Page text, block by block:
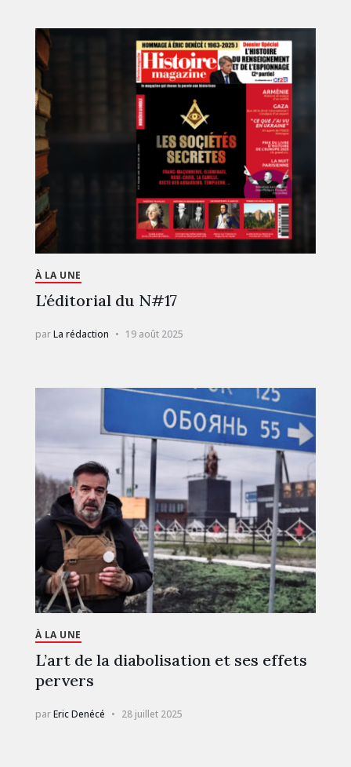
À LA UNE
L’éditorial du N#17
parLa rédaction 19 août 2025
À LA UNE
L’art de la diabolisation et ses effets
pervers
parEric Denécé 28 juillet 2025